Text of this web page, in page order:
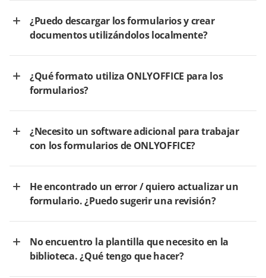
¿Puedo descargar los formularios y crear
documentos utilizándolos localmente?
¿Qué formato utiliza ONLYOFFICE para los
formularios?
¿Necesito un software adicional para trabajar
con los formularios de ONLYOFFICE?
He encontrado un error / quiero actualizar un
formulario. ¿Puedo sugerir una revisión?
No encuentro la plantilla que necesito en la
biblioteca. ¿Qué tengo que hacer?